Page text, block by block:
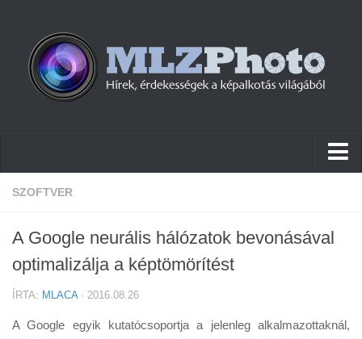
Hírek
Cikkek
Szoftver
SZOFTVER
A Google neurális hálózatok bevonásával
optimalizálja a képtömörítést
ÍRTA: MLACA· 2016.08.26
A Google egyik kutatócsoportja a jelenleg alkalmazottaknál,